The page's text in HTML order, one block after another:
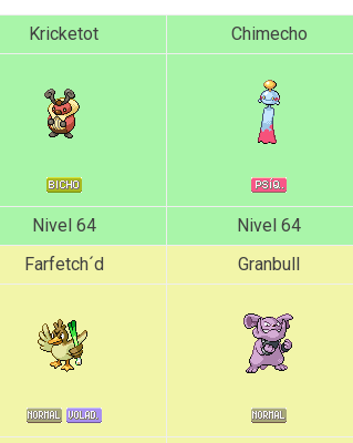
Kricketot Chimecho
Nivel 64
Nivel 64
Farfetch´d Granbull